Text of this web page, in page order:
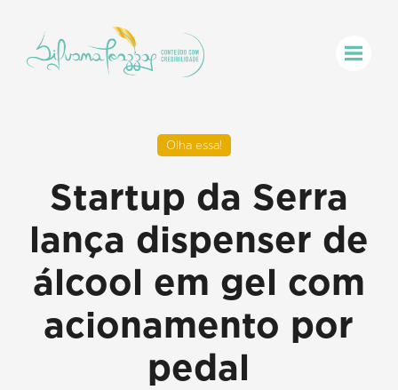
Olha essa!
Startup da Serra
lança dispenser de
álcool em gel com
acionamento por
pedal